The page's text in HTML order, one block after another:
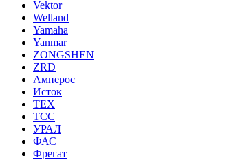
Vektor
Welland
Yamaha
Yanmar
ZONGSHEN
ZRD
Амперос
Исток
ТЕХ
ТСС
УРАЛ
ФАС
Фрегат